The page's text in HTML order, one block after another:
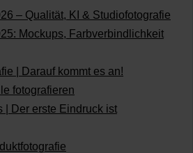
– Qualität, KI & Studiofotografie
Mockups, Farbverbindlichkeit
| Darauf kommt es an!
fotografieren
| Der erste Eindruck ist